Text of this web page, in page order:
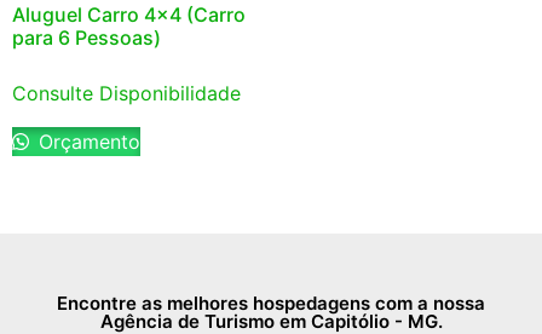
Aluguel Carro 4×4 (Carro
para 6 Pessoas)
Consulte Disponibilidade
Orçamento
Encontre as melhores hospedagens com a nossa
Agência de Turismo em Capitólio - MG.